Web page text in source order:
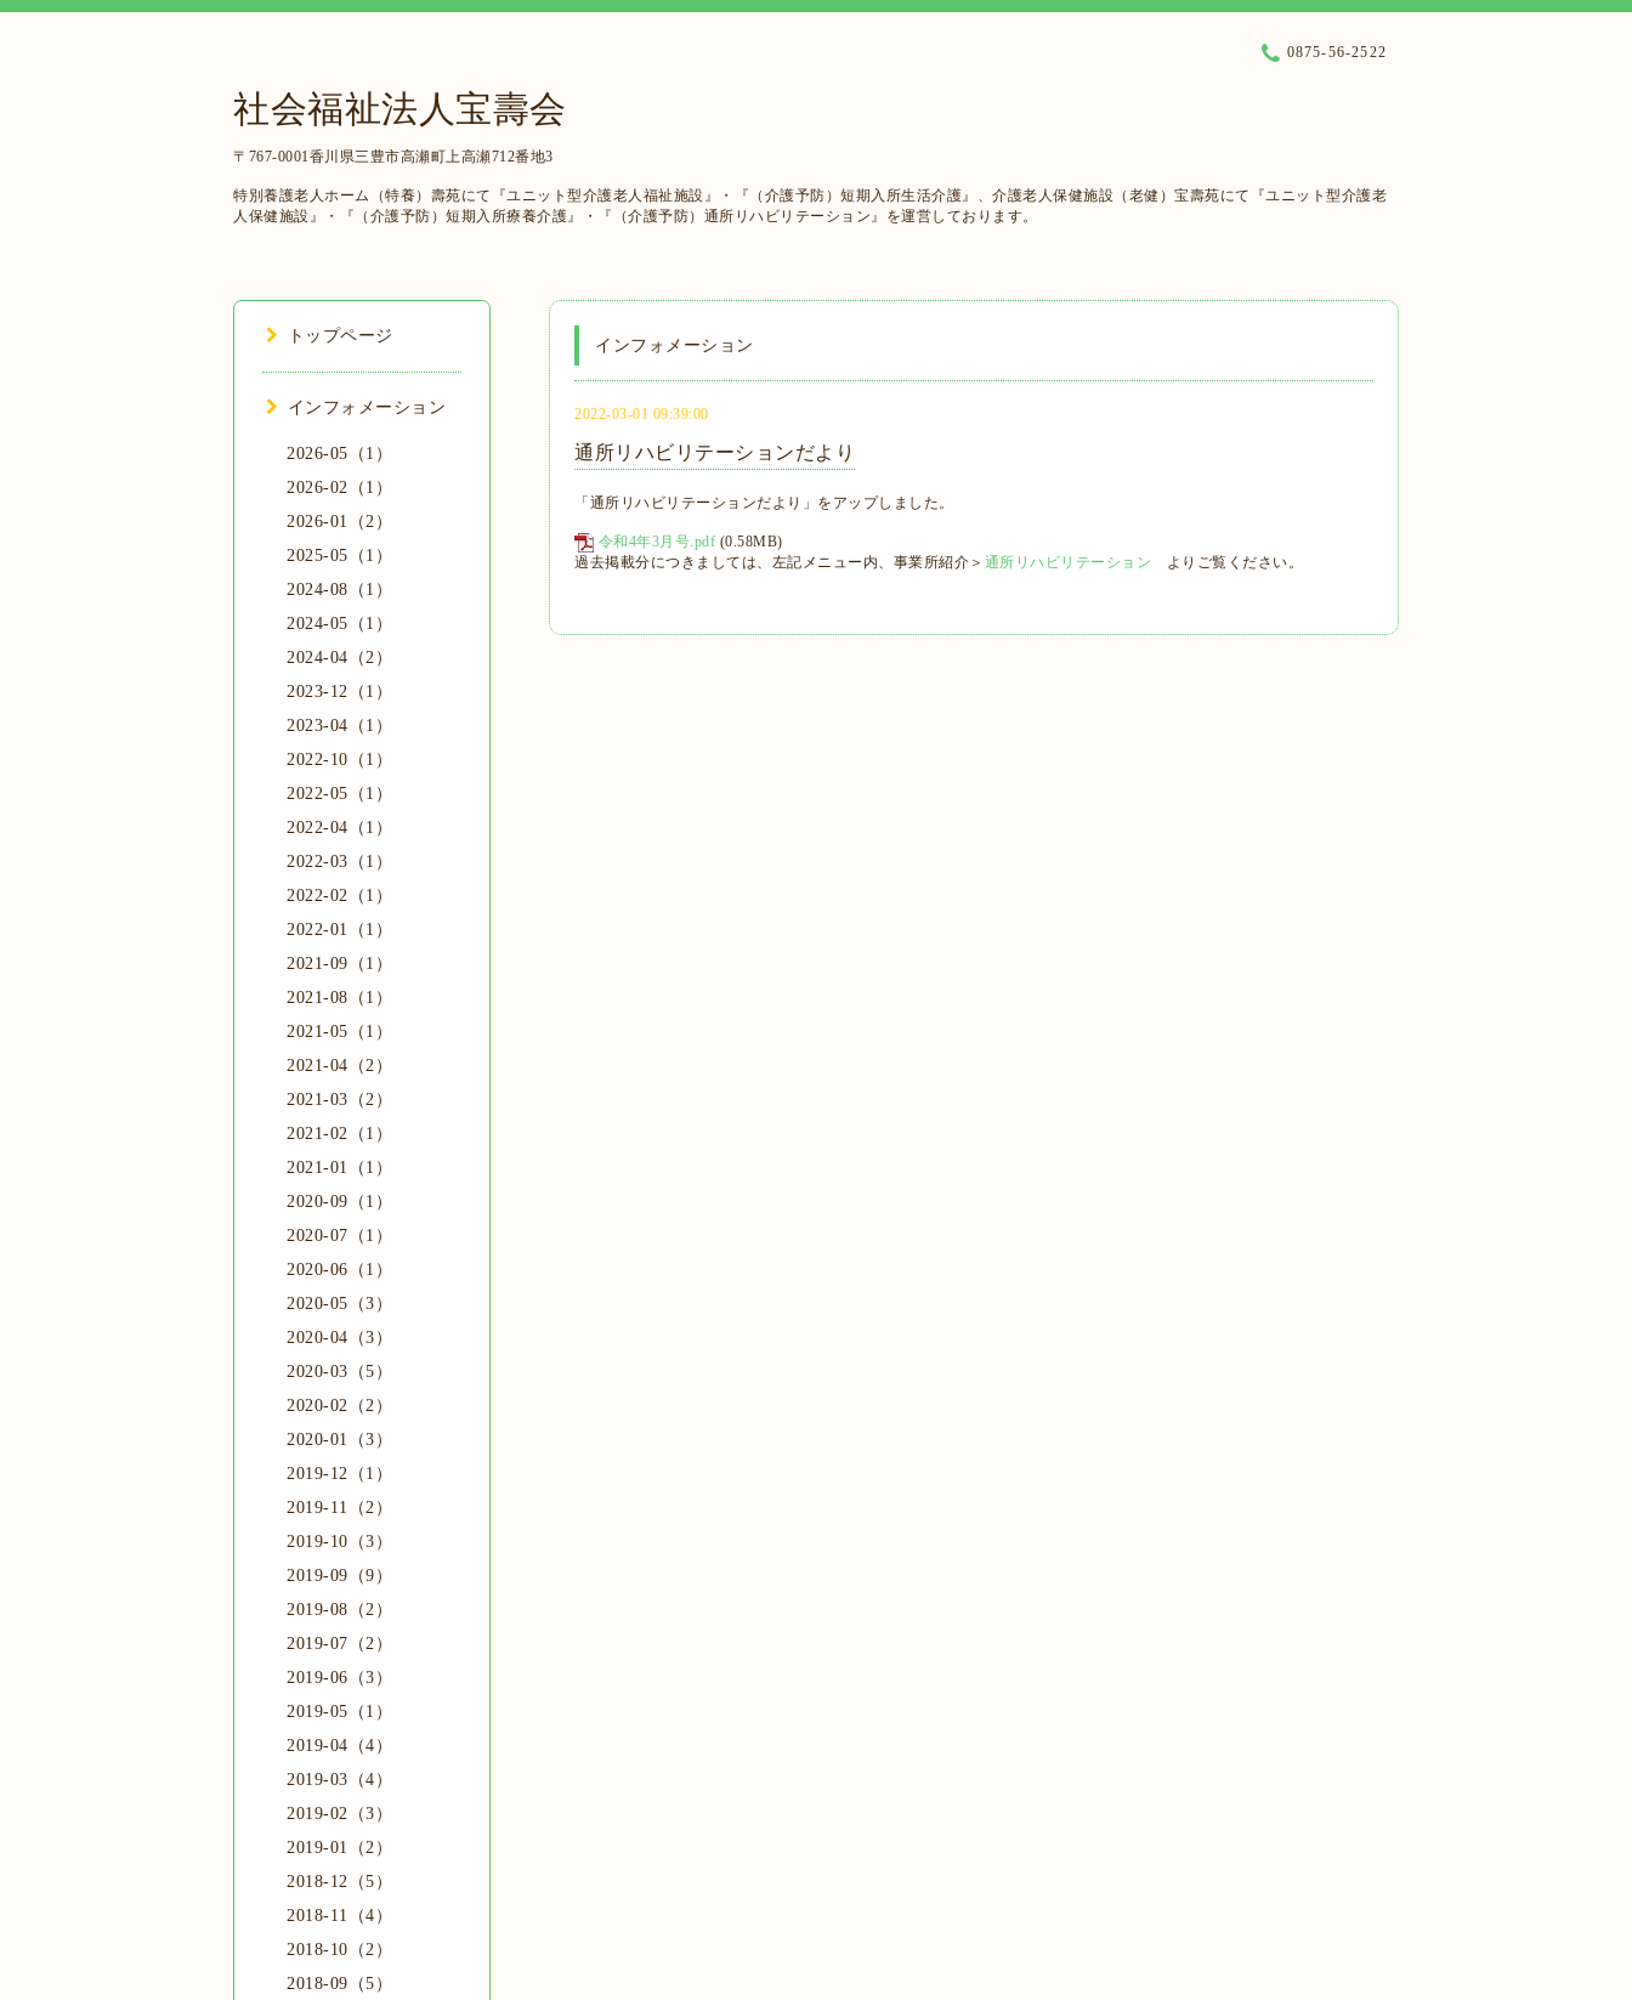
社会福祉法人宝壽会
〒767-0001香川県三豊市高瀬町上高瀬712番地3
特別養護老人ホーム（特養）壽苑にて『ユニット型介護老人福祉施設』・『（介護予防）短期入所生活介護』、介護老人保健施設（老健）宝壽苑にて『ユニット型介護老
人保健施設』・『（介護予防）短期入所療養介護』・『（介護予防）通所リハビリテーション』を運営しております。
0875-56-2522
インフォメーション
2022-03-01 09:39:00
通所リハビリテーションだより
「通所リハビリテーションだより」をアップしました。
令和4年3月号.pdf (0.58MB)
過去掲載分につきましては、左記メニュー内、事業所紹介＞ 通所リハビリテーション よりご覧ください。
トップページ
インフォメーション
2026-05（1）
2026-02（1）
2026-01（2）
2025-05（1）
2024-08（1）
2024-05（1）
2024-04（2）
2023-12（1）
2023-04（1）
2022-10（1）
2022-05（1）
2022-04（1）
2022-03（1）
2022-02（1）
2022-01（1）
2021-09（1）
2021-08（1）
2021-05（1）
2021-04（2）
2021-03（2）
2021-02（1）
2021-01（1）
2020-09（1）
2020-07（1）
2020-06（1）
2020-05（3）
2020-04（3）
2020-03（5）
2020-02（2）
2020-01（3）
2019-12（1）
2019-11（2）
2019-10（3）
2019-09（9）
2019-08（2）
2019-07（2）
2019-06（3）
2019-05（1）
2019-04（4）
2019-03（4）
2019-02（3）
2019-01（2）
2018-12（5）
2018-11（4）
2018-10（2）
2018-09（5）